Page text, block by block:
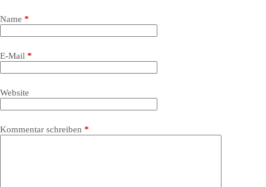
Name *
E-Mail *
Website
Kommentar schreiben *